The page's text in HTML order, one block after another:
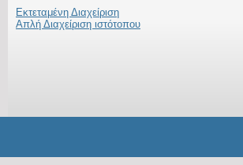
Εκτεταμένη Διαχείριση
Απλή Διαχείριση ιστότοπου